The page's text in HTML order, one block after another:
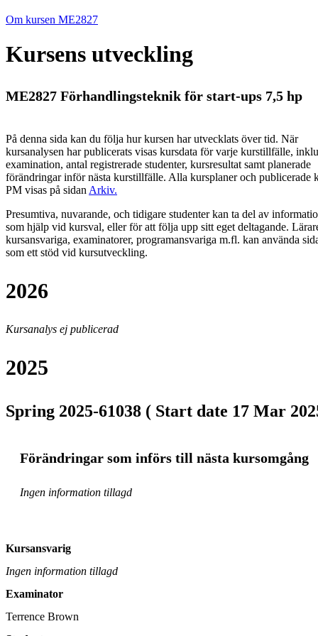
Om kursen ME2827
Kursens utveckling
ME2827 Förhandlingsteknik för start-ups 7,5 hp
På denna sida kan du följa hur kursen har utvecklats över tid. När
kursanalysen har publicerats visas kursdata för varje kurstillfälle,
examination, antal registrerade studenter, kursresultat samt planerade
förändringar inför nästa kurstillfälle. Alla kursplaner och publicerade
PM visas på sidan Arkiv.
Presumtiva, nuvarande, och tidigare studenter kan ta del av
som hjälp vid kursval, eller för att följa upp sitt eget deltagande.
kursansvariga, examinatorer, programansvariga m.fl. kan använda
som ett stöd vid kursutveckling.
2026
Kursanalys ej publicerad
2025
Spring 2025-61038 ( Start date 17 Mar
Förändringar som införs till nästa kursomgång
Ingen information tillagd
Kursansvarig
Ingen information tillagd
Examinator
Terrence Brown